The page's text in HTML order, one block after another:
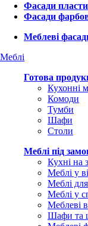
Фасади
Фасади
Меблеві
Меблі
Готова
Кухонні
Комоди
Тумби
Шафи
Столи
Меблі під
Кухні на
Меблі у
Меблі для
Меблі у
Меблеві
Шафи та